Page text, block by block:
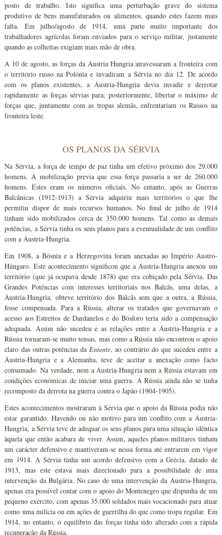
posto de trabalho. Isto significa uma perturbação grave do sistema
produtivo de bens manufaturados ou alimentos, quando estes fazem mais
falta. Em julho/agosto de 1914, uma parte muito importante dos
trabalhadores agrícolas foram enviados para o serviço militar, justamente
quando as colheitas exigiam mais mão de obra.
A 10 de agosto, as forças da Áustria Hungria atravessaram a fronteira com
o território russo na Polónia e invadiram a Sérvia no dia 12. De acordo
com os planos existentes, a Áustria-Hungria devia invadir e derrotar
rapidamente as forças sérvias para, posteriormente, libertar o máximo de
forças que, juntamente com as tropas alemãs, enfrentariam os Russos na
fronteira leste.
OS PLANOS DA SÉRVIA
Na Sérvia, a força de tempo de paz tinha um efetivo próximo dos 29.000
homens. A mobilização previa que essa força passaria a ser de 260.000
homens. Estes eram os números oficiais. No entanto, após as Guerras
Balcânicas (1912-1913) a Sérvia adquiriu mais territórios o que lhe
permitiu dispor de mais recursos humanos. No final de julho de 1914
tinham sido mobilizados cerca de 350.000 homens. Tal como as demais
potências, a Sérvia tinha os seus planos para a eventualidade de um conflito
com a Áustria-Hungria.
Em 1908, a Bósnia e a Herzegovina foram anexadas ao Império Austro-
Húngaro. Este acontecimento significou que a Áustria-Hungria anexou um
território (que já ocupava desde 1878) que era cobiçado pela Sérvia. Das
Grandes Potências com interesses territoriais nos Balcãs, uma delas, a
Áustria-Hungria, obteve território dos Balcãs sem que a outra, a Rússia,
fosse compensada. Para a Rússia, alterar os tratados que governavam o
acesso aos Estreitos de Dardanelos e do Bósforo teria sido a compensação
adequada. Assim não sucedeu e as relações entre a Áustria-Hungria e a
Rússia tornaram-se muito tensas, mas como a Rússia não encontrou o apoio
claro das outras potências da Entente, ao contrário do que sucedeu entre a
Áustria-Hungria e a Alemanha, teve de aceitar a anexação como facto
consumado. Na verdade, nem a Áustria-Hungria nem a Rússia estavam em
condições económicas de iniciar uma guerra. A Rússia ainda não se tinha
recomposto da derrota na guerra contra o Japão (1904-1905).
Estes acontecimentos mostraram à Sérvia que o apoio da Rússia podia não
estar garantido. Havendo ou não motivo para um conflito com a Áustria-
Hungria, a Sérvia teve de adequar os seus planos para uma situação idêntica
àquela que então acabara de viver. Assim, aqueles planos militares tinham
um carácter defensivo e mantiveram-se nessa forma até entrarem em vigor
em 1914. A Sérvia tinha um acordo defensivo com a Grécia, datado de
1913, mas este estava mais direcionado para a possibilidade de uma
intervenção da Bulgária. No caso de uma intervenção da Áustria-Hungria,
apenas era possível contar com o apoio do Montenegro que dispunha de um
pequeno exército, com apenas 35.000 soldados mais vocacionado para atuar
como uma milícia ou em ações de guerrilha do que como tropa regular. Em
1914, no entanto, o equilíbrio das forças tinha sido alterado com a rápida
recuperação da Rússia.